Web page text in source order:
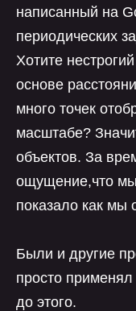
написанный на
периодических
Хотите
основе
много точек
масштабе?
объектов. За
ощущение,что
показало как мы
Были и другие
просто
до этого.